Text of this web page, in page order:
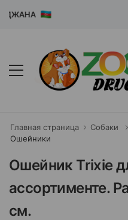
Главная страница Собаки
Ошейники
Ошейник Trixie
ассортименте.
см.